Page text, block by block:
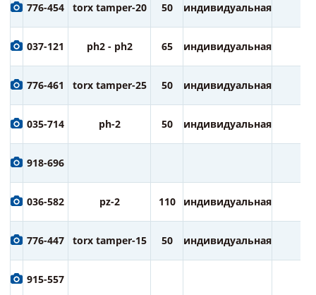
776-454 torx tamper-20 50 индивидуальная
037-121 ph2 - ph2 65 индивидуальная
776-461 torx tamper-25 50 индивидуальная
035-714 ph-2 50 индивидуальная
918-696
036-582 pz-2 110 индивидуальная
776-447 torx tamper-15 50 индивидуальная
915-557